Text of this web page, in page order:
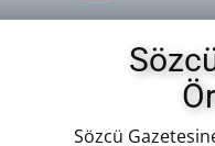
Sözcü